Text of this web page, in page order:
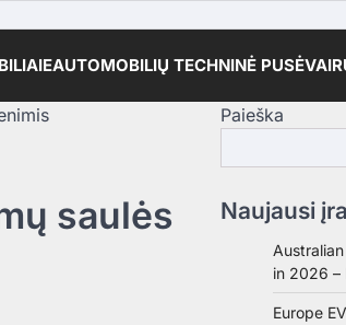
EAUTOMOBILIŲ TECHNINĖ PUSĖ
saulės
Paieška
Naujausi
in 2026 –
Europe